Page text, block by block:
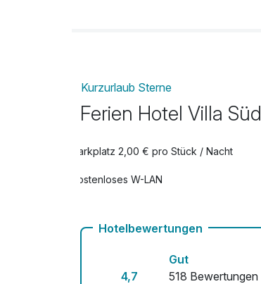
pro Aufenthalt
pro Zimmer
Kurzurlaub Sterne
Ferien Hotel Villa
Parkplatz 2,00 € pro Stück / Nacht
Kostenloses W-LAN
Hotelbewertungen
4,7
Gut
518 Bewertungen